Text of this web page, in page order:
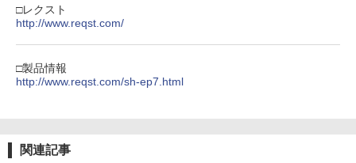
□レクスト
http://www.reqst.com/
□製品情報
http://www.reqst.com/sh-ep7.html
関連記事